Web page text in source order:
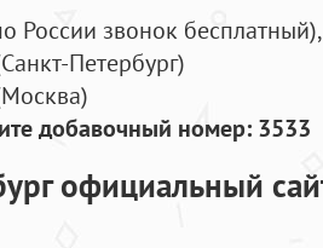
России звонок бесплатный),
Санкт-Петербург)
Москва)
добавочный номер: 3533
официальный